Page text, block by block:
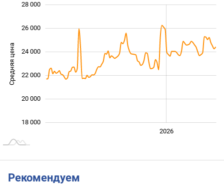
Средняя цена
18 000
20 000
22 000
24 000
28 000
26 000
2026
Рекомендуем